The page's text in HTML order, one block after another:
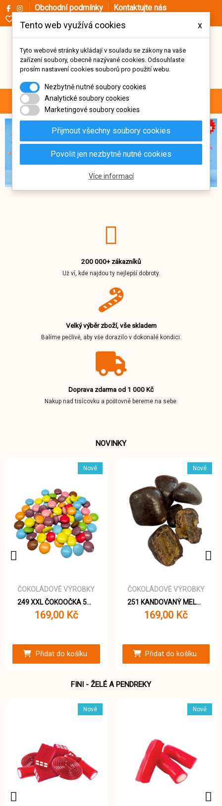
Obchodní podmínky
Kontaktujte nás
)
Menu Vyhledávání Přihlásit se
200 000+ zákazníků
Už ví, kde najdou ty nejlepší dobroty.
Velký výběr zboží, vše skladem
Balíme pečlivě, aby vše dorazilo v dokonalé kondici.
Doprava zdarma od 1 000 Kč
Nakup nad tisícovku a poštovné bereme na sebe.
NOVINKY
Nové
ČOKOLÁDOVÉ VÝROBKY
249 XXL ČOKOOČKA 500g
169,00 Kč
Přidat do košíku
Nové
ČOKOLÁDOVÉ VÝROBKY
251 KANDOVANÝ MELOUN 400g
169,00 Kč
Přidat do košíku
FINI - ŽELÉ A PENDREKY
Nové Nové
Tento web využívá cookies x
Tyto webové stránky ukládají v souladu se zákony na vaše
zařízení soubory, obecně nazývané cookies. Odsouhlaste
prosím nastavení cookies souborů pro použití webu.
Nezbytně nutné soubory cookies
Analytické soubory cookies
Marketingové soubory cookies
Přijmout všechny soubory cookies
Povolit jen nezbytně nutné cookies
Více informací